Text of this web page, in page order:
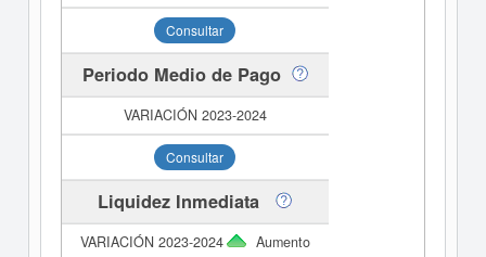
Consultar
Periodo Medio de Pago
Consultar
Liquidez Inmediata
Aumento